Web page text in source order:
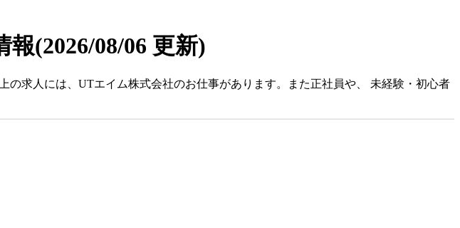
報(2026/08/06 更新)
の求人には、UTエイム株式会社のお仕事があります。また正社員や、 未経験・初心者